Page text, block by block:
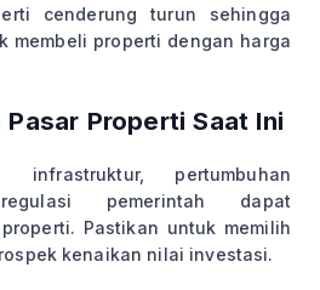
cenderung turun sehingga
membeli properti dengan harga
Properti Saat Ini
infrastruktur, pertumbuhan
pemerintah dapat
Pastikan untuk memilih
kenaikan nilai investasi.